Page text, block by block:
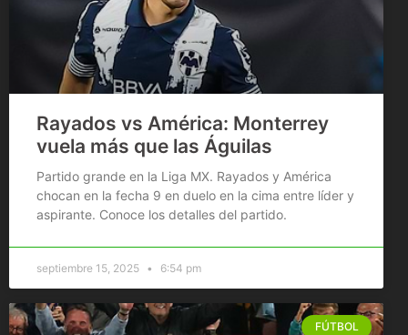
Rayados vs América: Monterrey
vuela más que las Águilas
Partido grande en la Liga MX. Rayados y América
chocan en la fecha 9 en duelo en la cima entre líder y
aspirante. Conoce los detalles del partido.
septiembre 15, 2025 6:54 pm
FÚTBOL